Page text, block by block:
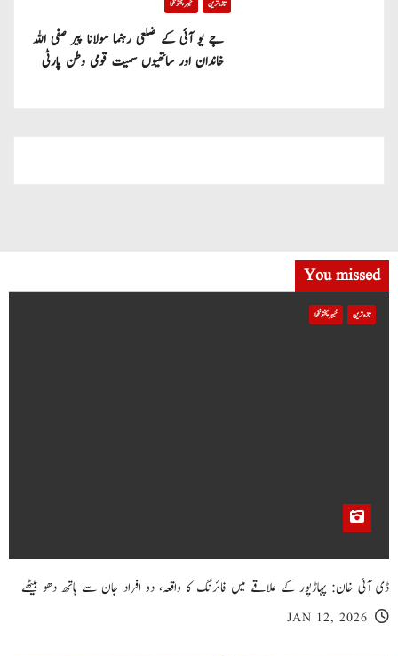
تازہ ترین خیبر پختونخوا
جے یو آئی کے ضلعی رہنما مولانا پیر صفی اللہ
خاندان اور ساتھیوں سمیت قومی وطن پارٹی
You missed
تازہ ترین خیبر پختونخوا
ڈی آئی خان: پہاڑپور کے علاقے میں فائرنگ کا واقعہ، دو افراد جان سے ہاتھ دھو بیٹھے
JAN 12, 2026